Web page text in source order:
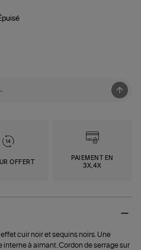
OFFERT
PAIEMENT EN
3X,4X
cuir noir et sequins noirs. Une
à aimant. Cordon de serrage sur